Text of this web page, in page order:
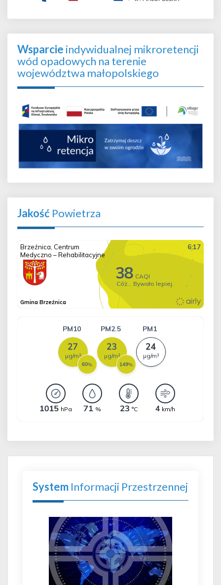
Wsparcie indywidualnej mikroretencji
wód opadowych na terenie
województwa małopolskiego
Jakość Powietrza
System Informacji Przestrzennej